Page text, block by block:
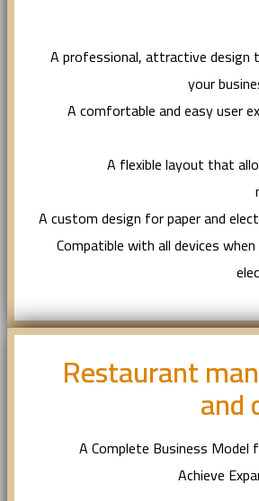
A professional, attractive
your
A comfortable and easy user
A flexible layout that
A custom design for paper and
Compatible with all devices
Restaurant
and
A Complete Business
Achieve